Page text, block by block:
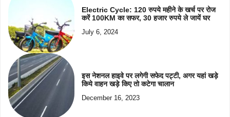
Electric Cycle: 120 रुपये महीने के खर्च पर रोज
करें 100KM का सफर, 30 हजार रुपये ले जायें घर
July 6, 2024
इस नेशनल हाइवे पर लगेगी सफेद पट्टी, अगर यहां खड़े
किये वाहन खड़े किए तो कटेगा चालान
December 16, 2023